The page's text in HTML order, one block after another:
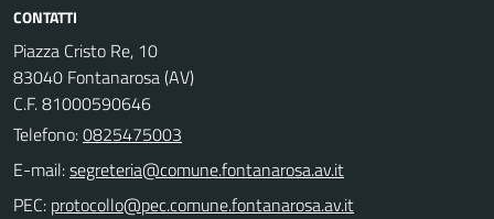
CONTATTI
Piazza Cristo Re, 10
83040 Fontanarosa (AV)
C.F. 81000590646
Telefono:0825475003
E-mail:
PEC: